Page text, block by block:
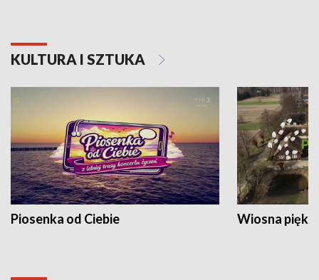
KULTURA I SZTUKA
Piosenka od Ciebie Wiosna